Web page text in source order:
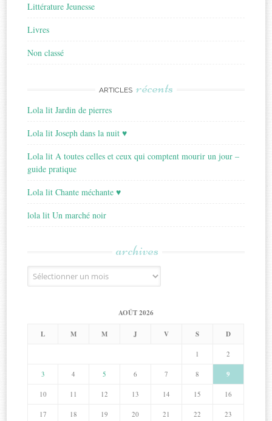
Littérature Jeunesse
Livres
Non classé
ARTICLES récents
Lola lit Jardin de pierres
Lola lit Joseph dans la nuit ♥
Lola lit A toutes celles et ceux qui comptent mourir un jour –
guide pratique
Lola lit Chante méchante ♥
lola lit Un marché noir
archives
Archives
AOÛT 2026
L M M J V S D
1 2
3 4 5 6 7 8 9
10 11 12 13 14 15 16
17 18 19 20 21 22 23